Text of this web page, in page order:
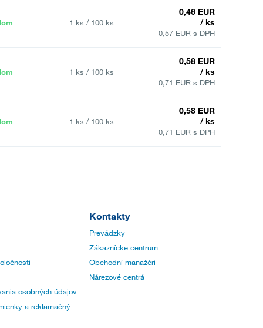
1 ks / 100 ks
0,46 EUR
/ ks
0,57 EUR s DPH
1 ks / 100 ks
0,58 EUR
/ ks
0,71 EUR s DPH
1 ks / 100 ks
0,58 EUR
/ ks
0,71 EUR s DPH
osobných údajov
a reklamačný
Kontakty
Prevádzky
Zákaznícke centrum
Obchodní manažéri
Nárezové centrá